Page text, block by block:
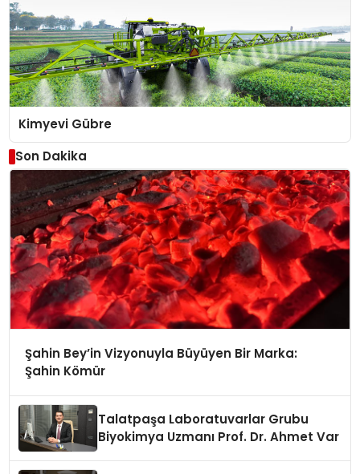
Kimyevi Gübre
Son Dakika
Şahin Bey’in Vizyonuyla Büyüyen Bir Marka:
Şahin Kömür
Talatpaşa Laboratuvarlar Grubu
Biyokimya Uzmanı Prof. Dr. Ahmet Var